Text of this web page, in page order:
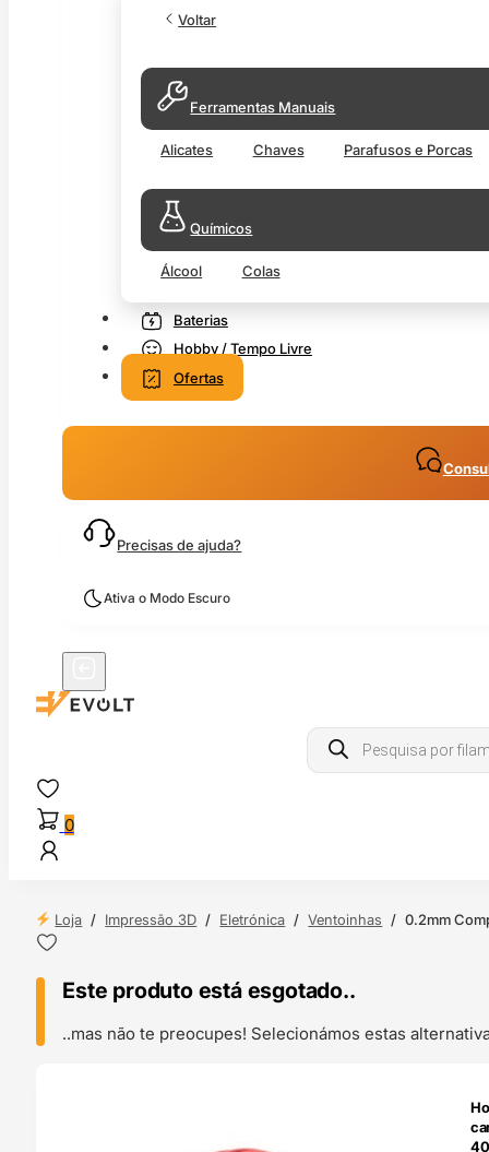
Voltar
Ferramentas Manuais
Alicates Chaves Parafusos e Porcas
Químicos
Álcool Colas
Baterias
Hobby / Tempo Livre
Ofertas
Precisas de ajuda?
Ativa o Modo Escuro
Products
search
0
Loja / Impressão 3D / Eletrónica / Ventoinhas / 0.2mm
Este produto está esgotado..
..mas não te preocupes! Selecionámos estas